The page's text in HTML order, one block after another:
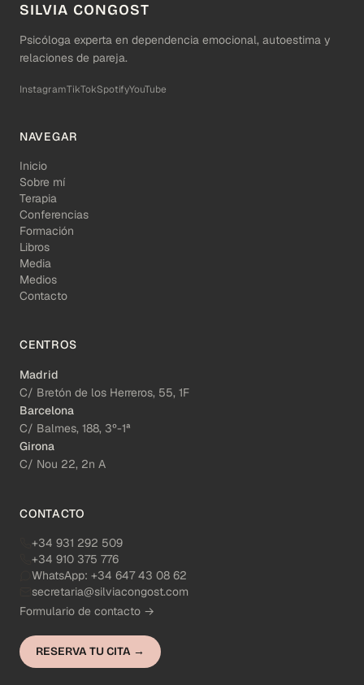
SILVIA CONGOST
Psicóloga experta en dependencia emocional, autoestima y
relaciones de pareja.
InstagramTikTokSpotifyYouTube
NAVEGAR
Inicio
Sobre mí
Terapia
Conferencias
Formación
Libros
Media
Medios
Contacto
CENTROS
Madrid
C/ Bretón de los Herreros, 55, 1F
Barcelona
C/ Balmes, 188, 3º-1ª
Girona
C/ Nou 22, 2n A
CONTACTO
+34 931 292 509
+34 910 375 776
WhatsApp: +34 647 43 08 62
secretaria@silviacongost.com
Formulario de contacto →
RESERVA TU CITA →